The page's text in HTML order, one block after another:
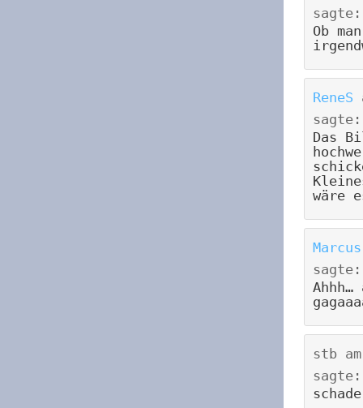
sagte:
Ob
ReneS
sagte:
Das
wäre
Marcus
sagte:
Ahhh…
stb
sagte: